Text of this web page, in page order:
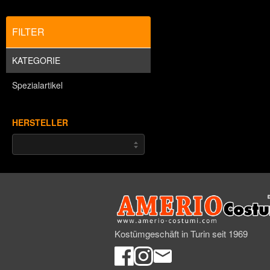
FILTER
KATEGORIE
Spezialartikel
HERSTELLER
Kostümgeschäft in Turin seit 1969